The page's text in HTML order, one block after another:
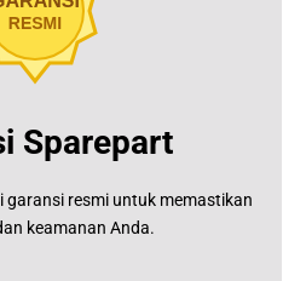
Sparepart
garansi resmi untuk memastikan
keamanan Anda.